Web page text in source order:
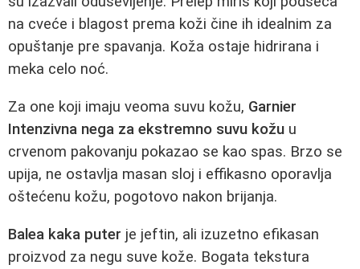
na cveće i blagost prema koži čine ih idealnim za
opuštanje pre spavanja. Koža ostaje hidrirana i
meka celo noć.
Za one koji imaju veoma suvu kožu, Garnier
Intenzivna nega za ekstremno suvu kožu u
crvenom pakovanju pokazao se kao spas. Brzo se
upija, ne ostavlja masan sloj i effikasno oporavlja
oštećenu kožu, pogotovo nakon brijanja.
Balea kaka puter je jeftin, ali izuzetno efikasan
proizvod za negu suve kože. Bogata tekstura